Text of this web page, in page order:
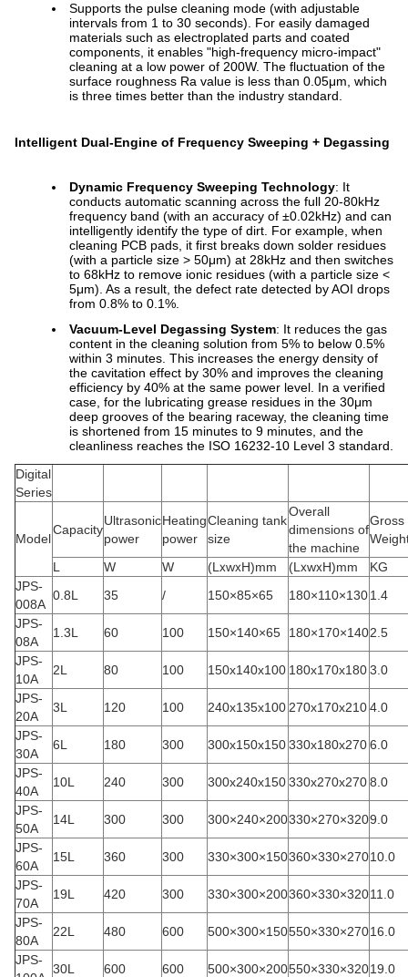
Supports the pulse cleaning mode (with adjustable
intervals from 1 to 30 seconds). For easily damaged
materials such as electroplated parts and coated
components, it enables "high-frequency micro-impact"
cleaning at a low power of 200W. The fluctuation of the
surface roughness Ra value is less than 0.05μm, which
is three times better than the industry standard.
Intelligent Dual-Engine of Frequency Sweeping + Degassing
Dynamic Frequency Sweeping Technology: It
conducts automatic scanning across the full 20-80kHz
frequency band (with an accuracy of ±0.02kHz) and can
intelligently identify the type of dirt. For example, when
cleaning PCB pads, it first breaks down solder residues
(with a particle size > 50μm) at 28kHz and then switches
to 68kHz to remove ionic residues (with a particle size <
5μm). As a result, the defect rate detected by AOI drops
from 0.8% to 0.1%.
Vacuum-Level Degassing System: It reduces the gas
content in the cleaning solution from 5% to below 0.5%
within 3 minutes. This increases the energy density of
the cavitation effect by 30% and improves the cleaning
efficiency by 40% at the same power level. In a verified
case, for the lubricating grease residues in the 30μm
deep grooves of the bearing raceway, the cleaning time
is shortened from 15 minutes to 9 minutes, and the
cleanliness reaches the ISO 16232-10 Level 3 standard.
Digital
Series
Model
Capacity
Ultrasonic
power
Heating
power
Cleaning tank
size
Overall
dimensions of
the machine
Gross
L
W W (LⅹwⅹH)mm (LⅹwⅹH)mm
KG
JPS-
008A
0.8L 35 / 150×85×65 180×110×1301.4
JPS-
08A
1.3L 60 100 150×140×65 180×170×1402.5
JPS-
10A
2L 80 100 150x140x100 180x170x1803.0
JPS-
20A
3L 120 100 240x135x100 270x170x2104.0
JPS-
30A
6L 180 300 300x150x150330x180x2706.0
JPS-
40A
10L 240 300 300x240x150330x270x2708.0
JPS-
50A
14L 300 300 300×240×200330×270×3209.0
JPS-
60A
15L 360 300 330×300×150360×330×27010.0
JPS-
70A
19L 420 300 330×300×200360×330×32011.0
JPS-
80A
22L 480 600 500×300×150550×330×27016.0
JPS-
30L 600 600 500×300×200550×330×32019.0